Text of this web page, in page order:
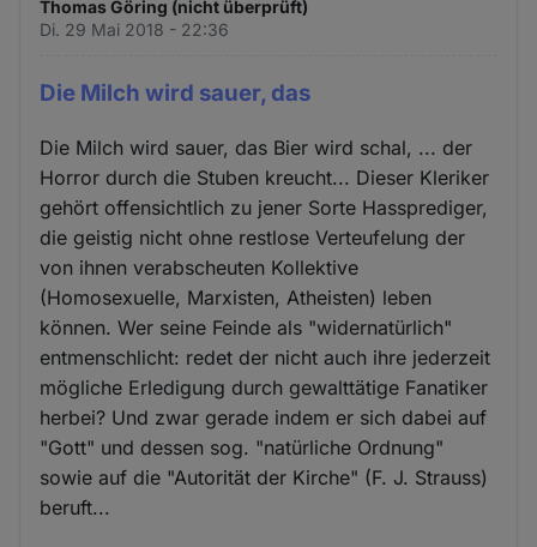
Thomas Göring (nicht überprüft)
Di. 29 Mai 2018 - 22:36
Die Milch wird sauer, das
Die Milch wird sauer, das Bier wird schal, ... der
Horror durch die Stuben kreucht... Dieser Kleriker
gehört offensichtlich zu jener Sorte Hassprediger,
die geistig nicht ohne restlose Verteufelung der
von ihnen verabscheuten Kollektive
(Homosexuelle, Marxisten, Atheisten) leben
können. Wer seine Feinde als "widernatürlich"
entmenschlicht: redet der nicht auch ihre jederzeit
mögliche Erledigung durch gewalttätige Fanatiker
herbei? Und zwar gerade indem er sich dabei auf
"Gott" und dessen sog. "natürliche Ordnung"
sowie auf die "Autorität der Kirche" (F. J. Strauss)
beruft...